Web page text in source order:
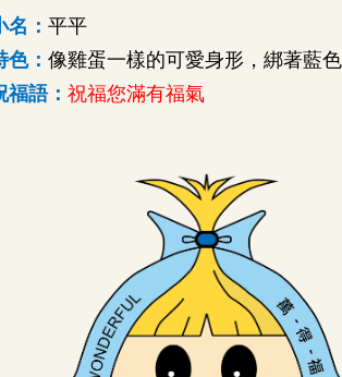
名： 平平
色： 像雞蛋一樣的可愛身形，綁著藍
福語： 祝福您滿有福氣